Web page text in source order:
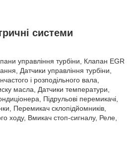
системи
управління турбіни, Клапан EGR
Датчики управління турбіни,
і розподільного вала,
масла, Датчики температури,
Підрульові перемикачі,
Перемикач склопідйомників,
ходу, Вмикач стоп-сигналу, Реле,